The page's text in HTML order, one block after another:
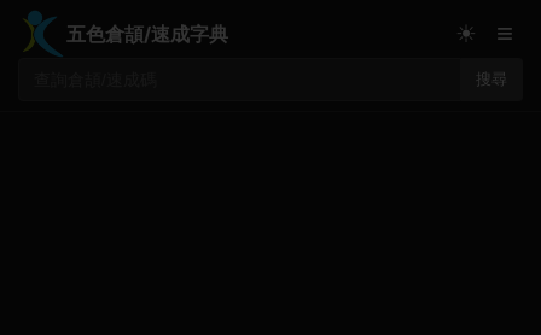
五色倉頡/速成字典
搜尋
☀ ≡